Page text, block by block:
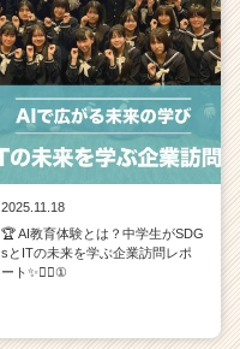
2025.11.18
🏆 AI教育体験とは？中学生がSDG
sとITの未来を学ぶ企業訪問レポ
ート✨💁‍♀️①